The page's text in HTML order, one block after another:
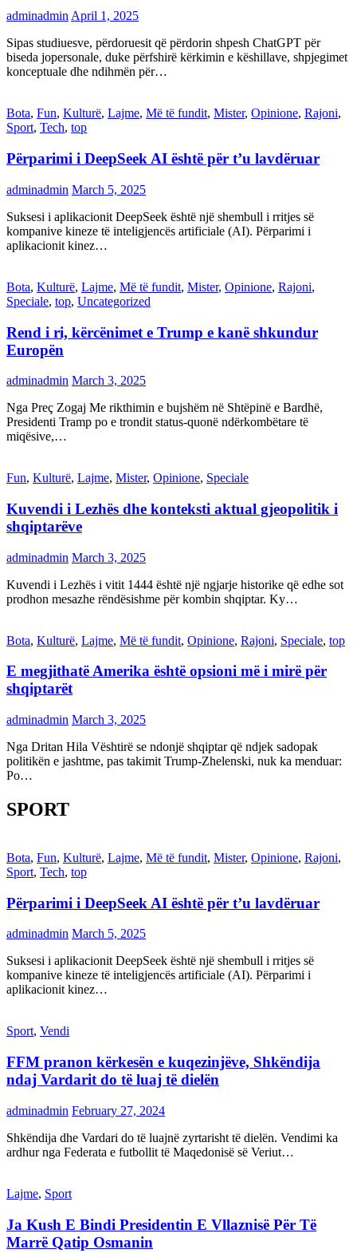
adminadmin April 1, 2025
Sipas studiuesve, përdoruesit që përdorin shpesh ChatGPT për
biseda jopersonale, duke përfshirë kërkimin e këshillave, shpjegimet
konceptuale dhe ndihmën për…
Bota, Fun, Kulturë, Lajme, Më të fundit, Mister, Opinione, Rajoni,
Sport, Tech, top
Përparimi i DeepSeek AI është për t’u lavdëruar
adminadmin March 5, 2025
Suksesi i aplikacionit DeepSeek është një shembull i rritjes së
kompanive kineze të inteligjencës artificiale (AI). Përparimi i
aplikacionit kinez…
Bota, Kulturë, Lajme, Më të fundit, Mister, Opinione, Rajoni,
Speciale, top, Uncategorized
Rend i ri, kërcënimet e Trump e kanë shkundur
Europën
adminadmin March 3, 2025
Nga Preç Zogaj Me rikthimin e bujshëm në Shtëpinë e Bardhë,
Presidenti Tramp po e trondit status-quonë ndërkombëtare të
miqësive,…
Fun, Kulturë, Lajme, Mister, Opinione, Speciale
Kuvendi i Lezhës dhe konteksti aktual gjeopolitik i
shqiptarëve
adminadmin March 3, 2025
Kuvendi i Lezhës i vitit 1444 është një ngjarje historike që edhe sot
prodhon mesazhe rëndësishme për kombin shqiptar. Ky…
Bota, Kulturë, Lajme, Më të fundit, Opinione, Rajoni, Speciale, top
E megjithatë Amerika është opsioni më i mirë për
shqiptarët
adminadmin March 3, 2025
Nga Dritan Hila Vështirë se ndonjë shqiptar që ndjek sadopak
politikën e jashtme, pas takimit Trump-Zhelenski, nuk ka menduar:
Po…
SPORT
Bota, Fun, Kulturë, Lajme, Më të fundit, Mister, Opinione, Rajoni,
Sport, Tech, top
Përparimi i DeepSeek AI është për t’u lavdëruar
adminadmin March 5, 2025
Suksesi i aplikacionit DeepSeek është një shembull i rritjes së
kompanive kineze të inteligjencës artificiale (AI). Përparimi i
aplikacionit kinez…
Sport, Vendi
FFM pranon kërkesën e kuqezinjëve, Shkëndija
ndaj Vardarit do të luaj të dielën
adminadmin February 27, 2024
Shkëndija dhe Vardari do të luajnë zyrtarisht të dielën. Vendimi ka
ardhur nga Federata e futbollit të Maqedonisë së Veriut…
Lajme, Sport
Ja Kush E Bindi Presidentin E Vllaznisë Për Të
Marrë Qatip Osmanin